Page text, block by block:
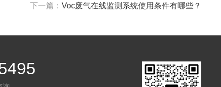
下一篇： Voc废气在线监测系统使用条件有哪些？